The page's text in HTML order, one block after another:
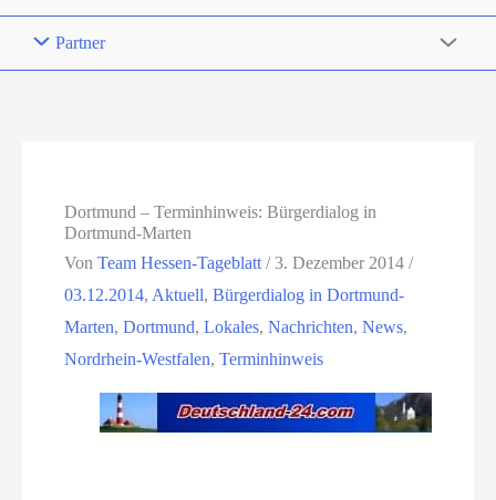
Partner
Dortmund – Terminhinweis: Bürgerdialog in
Dortmund-Marten
VonTeam Hessen-Tageblatt/3. Dezember 2014/
03.12.2014, Aktuell,Bürgerdialog in Dortmund-
Marten,Dortmund,Lokales,Nachrichten,News,
Nordrhein-Westfalen,Terminhinweis